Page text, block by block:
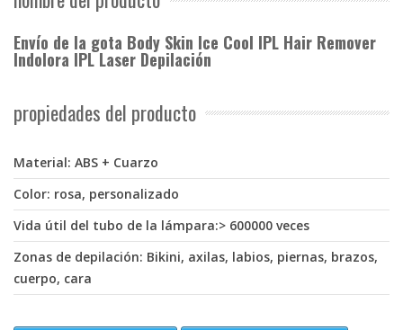
Envío de la gota Body Skin Ice Cool IPL Hair Remover
Indolora IPL Laser Depilación
propiedades del producto
Material: ABS + Cuarzo
Color: rosa, personalizado
Vida útil del tubo de la lámpara:> 600000 veces
Zonas de depilación: Bikini, axilas, labios, piernas, brazos,
cuerpo, cara